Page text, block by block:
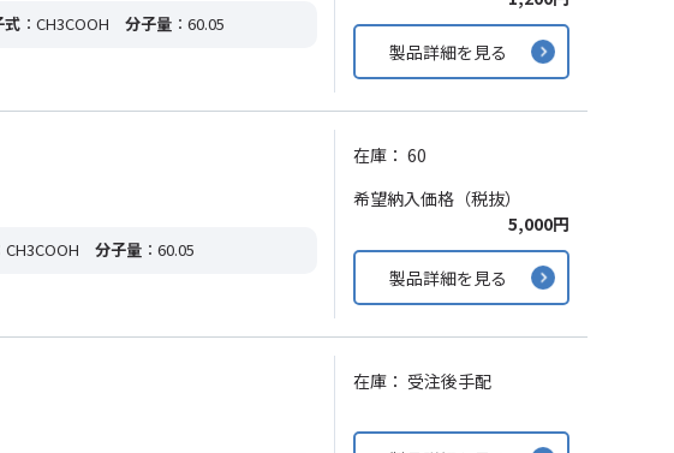
式 ：CH3COOH 分子量 ：60.05
製品詳細を見る
CH3COOH 分子量 ：60.05
在庫： 60
希望納入価格（税抜）
5,000円
製品詳細を見る
在庫： 受注後手配